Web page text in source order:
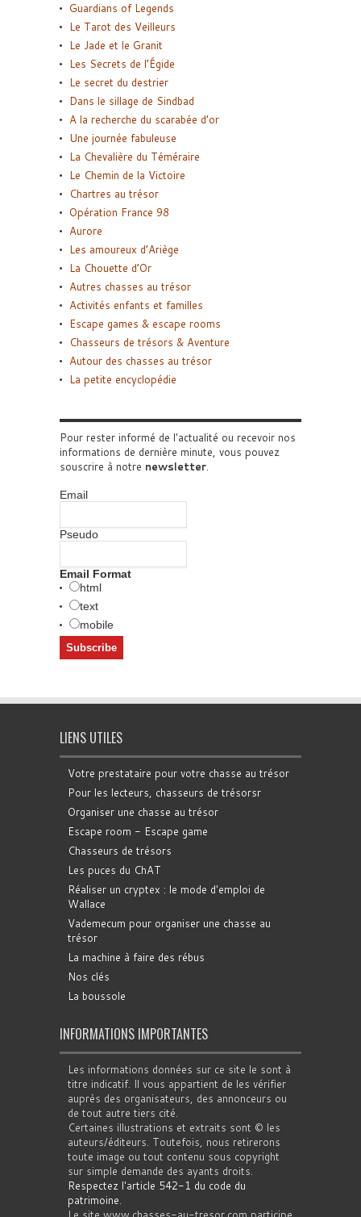
Guardians of Legends
Le Tarot des Veilleurs
Le Jade et le Granit
Les Secrets de l’Égide
Le secret du destrier
Dans le sillage de Sindbad
A la recherche du scarabée d’or
Une journée fabuleuse
La Chevalière du Téméraire
Le Chemin de la Victoire
Chartres au trésor
Opération France 98
Aurore
Les amoureux d’Ariège
La Chouette d’Or
Autres chasses au trésor
Activités enfants et familles
Escape games & escape rooms
Chasseurs de trésors & Aventure
Autour des chasses au trésor
La petite encyclopédie
Pour rester informé de l'actualité ou recevoir nos
informations de dernière minute, vous pouvez
souscrire à notre newsletter.
Email
Pseudo
Email Format
html
text
mobile
LIENS UTILES
Votre prestataire pour votre chasse au trésor
Pour les lecteurs, chasseurs de trésorsr
Organiser une chasse au trésor
Escape room - Escape game
Chasseurs de trésors
Les puces du ChAT
Réaliser un cryptex : le mode d'emploi de
Wallace
Vademecum pour organiser une chasse au
trésor
La machine à faire des rébus
Nos clés
La boussole
INFORMATIONS IMPORTANTES
Les informations données sur ce site le sont à
titre indicatif. Il vous appartient de les vérifier
auprès des organisateurs, des annonceurs ou
de tout autre tiers cité.
Certaines illustrations et extraits sont © les
auteurs/éditeurs. Toutefois, nous retirerons
toute image ou tout contenu sous copyright
sur simple demande des ayants droits.
Respectez l'article 542-1 du code du
patrimoine.